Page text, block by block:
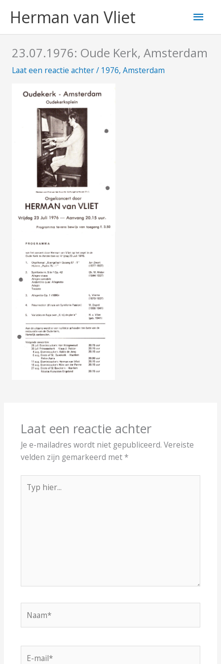
naarHerman van Vliet
23.07.1976: Oude Kerk, Amsterdam
Laat een reactie achter/ 1976, Amsterdam
Laat een reactie achter
Je e-mailadres wordt niet gepubliceerd. Vereiste
velden zijn gemarkeerd met*
hier...